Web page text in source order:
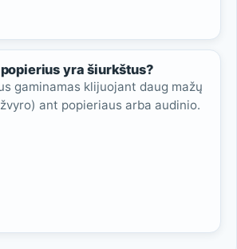
yra šiurkštus?
gaminamas klijuojant daug mažų
ant popieriaus arba audinio.